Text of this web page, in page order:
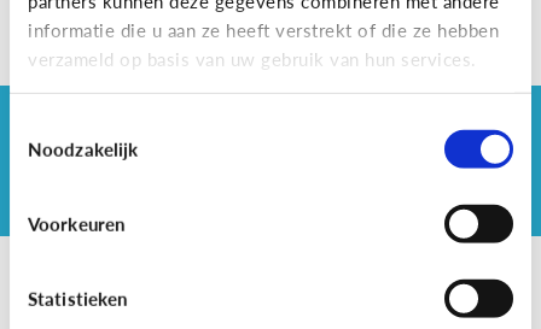
informatie die u aan ze heeft verstrekt of die ze hebben
verzameld op basis van uw gebruik van hun services.
Noodzakelijk
Voorkeuren
Statistieken